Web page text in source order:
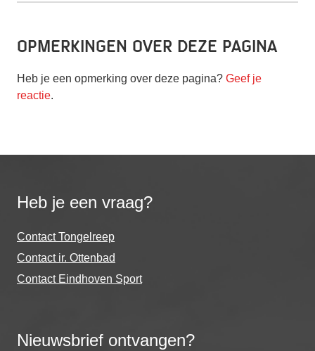
Opmerkingen over deze pagina
Heb je een opmerking over deze pagina? Geef je
reactie.
Heb je een vraag?
Contact Tongelreep
Contact ir. Ottenbad
Contact Eindhoven Sport
Nieuwsbrief ontvangen?